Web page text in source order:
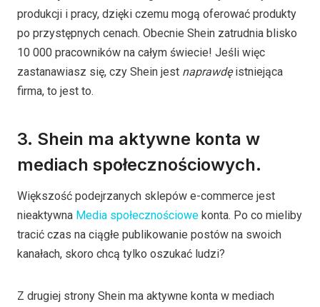
produkcji i pracy, dzięki czemu mogą oferować produkty
po przystępnych cenach. Obecnie Shein zatrudnia blisko
10 000 pracowników na całym świecie! Jeśli więc
zastanawiasz się, czy Shein jest naprawdęistniejąca
firma, to jest to.
3. Shein ma aktywne konta w
mediach społecznościowych.
Większość podejrzanych sklepów e-commerce jest
nieaktywna Media społecznościowe konta. Po co mieliby
tracić czas na ciągłe publikowanie postów na swoich
kanałach, skoro chcą tylko oszukać ludzi?
Z drugiej strony Shein ma aktywne konta w mediach